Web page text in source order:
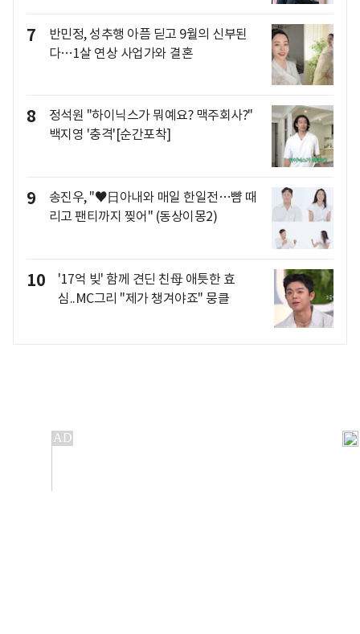
7
반민정, 성추행 아픔 딛고 9월의 신부된
다…1살 연상 사업가와 결혼
8
정석원 "하이닉스가 뭐예요? 맥주회사?"
백지영 '충격'[순간포착]
9
송진우, "♥日아내와 매일 한일전…뺨 때
리고 팬티까지 찢어" (동상이몽2)
10
'17억 빚' 함께 견딘 친母 애틋한 효
심..MC그리 "제가 챙겨야죠" 뭉클